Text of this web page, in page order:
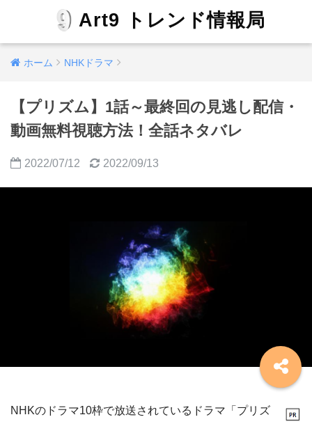
Art9 トレンド情報局
ホーム NHKドラマ
【プリズム】1話～最終回の見逃し配信・
動画無料視聴方法！全話ネタバレ
2022/07/12 2022/09/13
NHKのドラマ10枠で放送されているドラマ「プリズ